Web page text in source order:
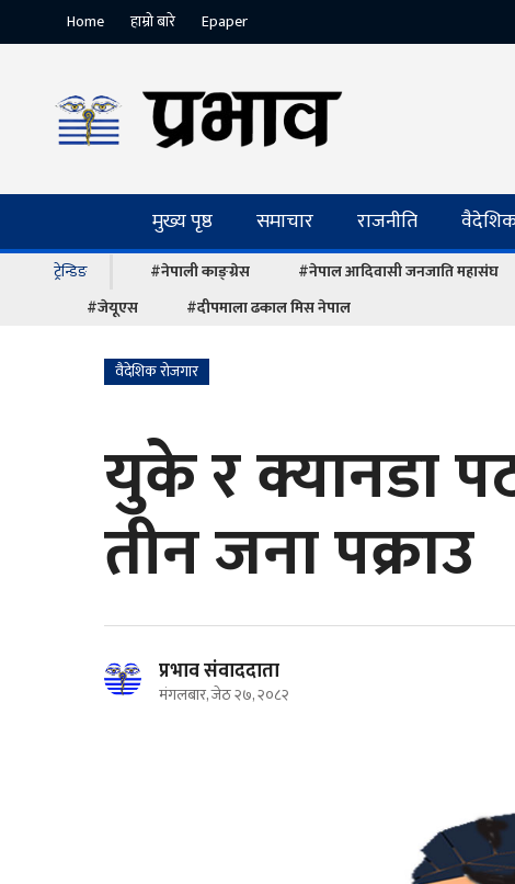
Home हाम्रो बारे Epaper
मुख्य पृष्ठ समाचार राजनीति
ट्रेन्डिङ #नेपाली काङ्ग्रेस #नेपाल आदिवासी जनजाति महासंघ
#जेयूएस
#दीपमाला ढकाल मिस नेपाल
वैदेशिक रोजगार
युके र क्यानडा
तीन जना पक्राउ
प्रभाव संवाददाता
मंगलबार, जेठ २७, २०८२